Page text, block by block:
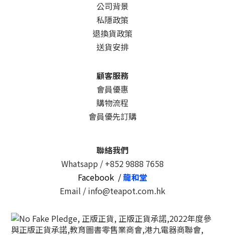
公司背景
私隱政策
退換貨政策
送貨安排
顧客服務
會員優惠
購物流程
會員優先訂購
聯絡我們
Whatsapp / +852 9888 7658
Facebook /龍和堂
Email / info@teapot.com.hk